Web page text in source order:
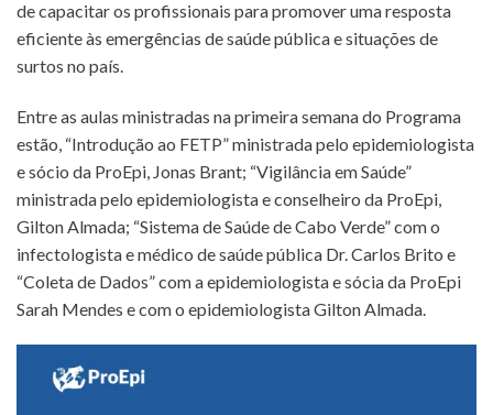
de capacitar os profissionais para promover uma resposta
eficiente às emergências de saúde pública e situações de
surtos no país.
Entre as aulas ministradas na primeira semana do Programa
estão, “Introdução ao FETP” ministrada pelo epidemiologista
e sócio da ProEpi, Jonas Brant; “Vigilância em Saúde”
ministrada pelo epidemiologista e conselheiro da ProEpi,
Gilton Almada; “Sistema de Saúde de Cabo Verde” com o
infectologista e médico de saúde pública Dr. Carlos Brito e
“Coleta de Dados” com a epidemiologista e sócia da ProEpi
Sarah Mendes e com o epidemiologista Gilton Almada.